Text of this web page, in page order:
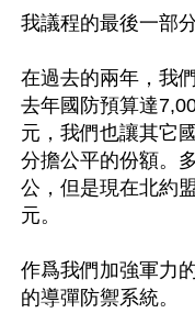
我議程的最後一部
在過去的兩年，我
去年國防預算達
元，我們也讓其它
分擔公平的份額。
公，但是現在北約
元。
作爲我們加強軍力
的導彈防禦系統。